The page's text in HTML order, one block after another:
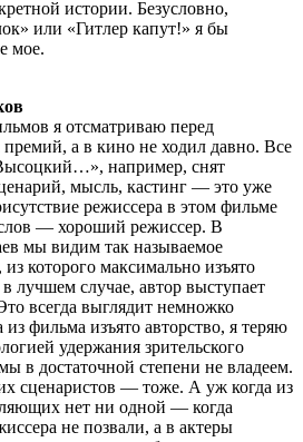
истории. Безусловно,
или «Гитлер капут!» я бы
мое.
я отсматриваю перед
а в кино не ходил давно. Все
например, снят
мысль, кастинг — это уже
режиссера в этом фильме
— хороший режиссер. В
мы видим так называемое
которого максимально изъято
лучшем случае, автор выступает
всегда выглядит немножко
фильма изъято авторство, я теряю
удержания зрительского
в достаточной степени не владеем.
сценаристов — тоже. А уж когда из
нет ни одной — когда
не позвали, а в актеры